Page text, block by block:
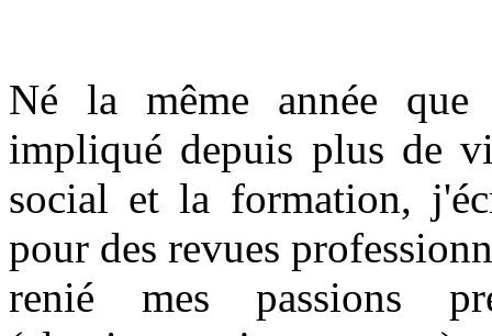
Né la même année
impliqué depuis plus de
social et la formation,
pour des revues
renié mes passions